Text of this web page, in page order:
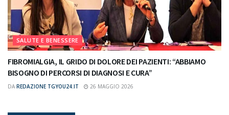
SALUTE E BENESSERE
FIBROMIALGIA, IL GRIDO DI DOLORE DEI PAZIENTI: “ABBIAMO
BISOGNO DI PERCORSI DI DIAGNOSI E CURA”
DA REDAZIONE TGYOU24.IT 26 MAGGIO 2026